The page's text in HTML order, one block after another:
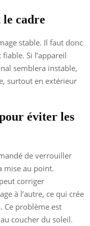
le cadre
stable. Il faut donc
Si l’appareil
semblera instable,
surtout en extérieur
éviter les
de verrouiller
mise au point.
corriger
à l’autre, ce qui crée
Ce problème est
coucher du soleil.